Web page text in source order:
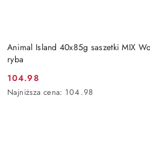
Animal Island 40x85g saszetki MIX
ryba
Cena
promocyjna:
104.98
Najniższa
Najniższa cena: 104.98